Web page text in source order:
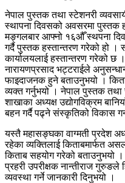
नेपाल पुस्तक तथा स्टेशनरी
स्थापना दिवसको अवसरमा पुस्तक
मङ्गलबार आफ्नो १६औँ स्थपना
गर्दै पुस्तक हस्तान्तरण गरेको हो
कार्यालयलाई हस्तान्तरण गरेको छ
नारायणप्रसाद भट्टराईले
फाइदाजनक हुने बताउनुभयो ।
व्यक्त गर्नुभयो । नेपाल पुस्तक
शाखाका अध्यक्ष उद्योगविक्रम
बहन गर्दै पढ्ने संस्कृतिको विकास
यस्तै महासङ्घका वाग्मती प्रदेश
रहेका व्यक्तिलाई किताबमार्फत
किताब सहयोग गरेको बताउनुभयो
प्रहरी उपरीक्षक नान्तीराज गुरुङले
व्यवस्था गर्ने जानकारी दिनुभयो ।